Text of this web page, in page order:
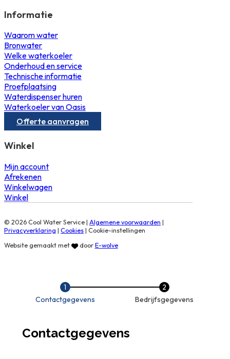
Informatie
Waarom water
Bronwater
Welke waterkoeler
Onderhoud en service
Technische informatie
Proefplaatsing
Waterdispenser huren
Waterkoeler van Oasis
Offerte aanvragen
Winkel
Mijn account
Afrekenen
Winkelwagen
Winkel
© 2026 Cool Water Service | Algemene voorwaarden |
Privacyverklaring | Cookies| Cookie-instellingen
Website gemaakt met
doorE-wolve
Contactgegevens Bedrijfsgegevens
Contactgegevens